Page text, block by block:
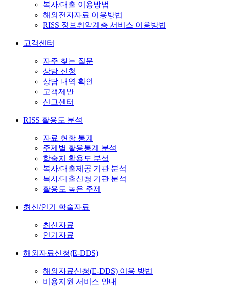
복사/대출 이용방법
해외전자자료 이용방법
RISS 정보취약계층 서비스 이용방법
고객센터
자주 찾는 질문
상담 신청
상담 내역 확인
고객제안
신고센터
RISS 활용도 분석
자료 현황 통계
주제별 활용통계 분석
학술지 활용도 분석
복사/대출제공 기관 분석
복사/대출신청 기관 분석
활용도 높은 주제
최신/인기 학술자료
최신자료
인기자료
해외자료신청(E-DDS)
해외자료신청(E-DDS) 이용 방법
비용지원 서비스 안내